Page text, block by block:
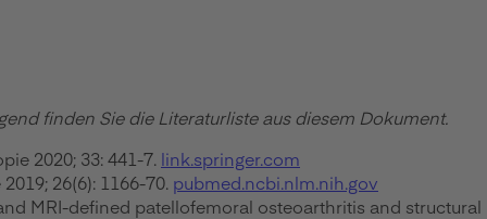
finden Sie die Literaturliste aus diesem Dokument.
2020; 33: 441-7. link.springer.com
26(6): 1166-70. pubmed.ncbi.nlm.nih.gov
MRI-defined patellofemoral osteoarthritis and